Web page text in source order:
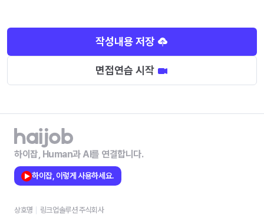
작성내용 저장
면접연습 시작
하이잡, Human과 AI를 연결합니다.
하이잡, 이렇게 사용하세요.
상호명
링크업솔루션 주식회사